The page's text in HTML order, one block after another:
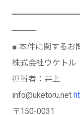
━━━
■ 本件に関するお
株式会社ウケト
担当者：井上
info@uketoru.net
〒150-0031